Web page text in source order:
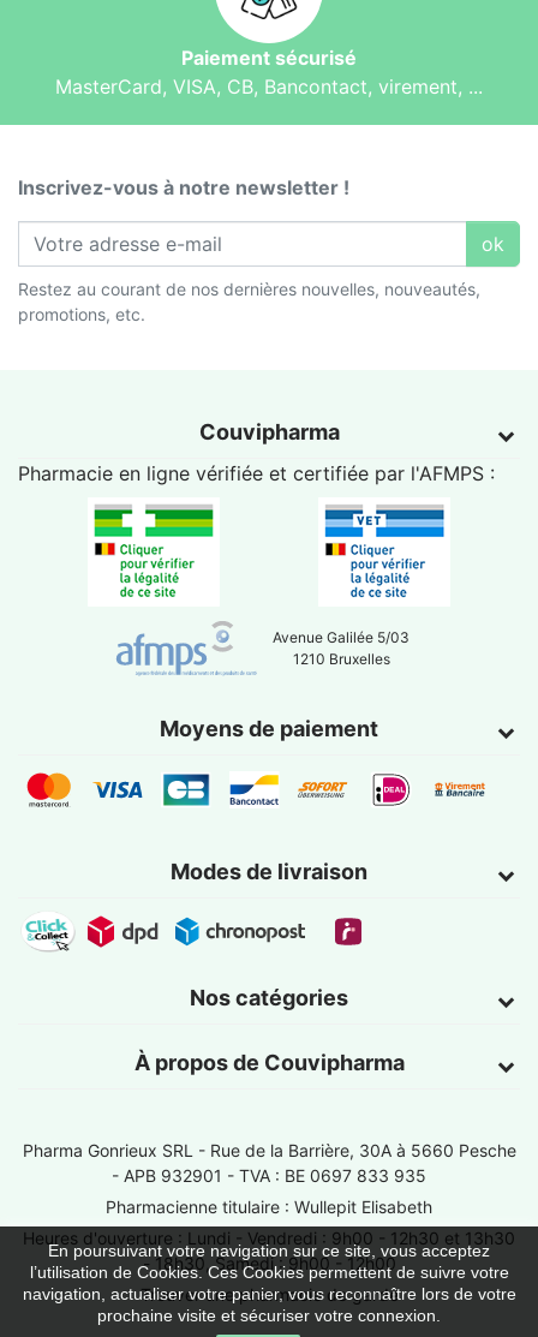
Paiement sécurisé
MasterCard, VISA, CB, Bancontact, virement, ...
Inscrivez-vous à notre newsletter !
ok
Restez au courant de nos dernières nouvelles, nouveautés,
promotions, etc.
Couvipharma
Pharmacie en ligne vérifiée et certifiée par l'AFMPS :
Avenue Galilée 5/03
1210 Bruxelles
Moyens de paiement
Modes de livraison
Nos catégories
À propos de Couvipharma
En poursuivant votre navigation sur ce site, vous acceptez
l’utilisation de Cookies. Ces Cookies permettent de suivre votre
navigation, actualiser votre panier, vous reconnaître lors de votre
prochaine visite et sécuriser votre connexion.
Pharma Gonrieux SRL - Rue de la Barrière, 30A à 5660 Pesche
- APB 932901 - TVA : BE 0697 833 935
Pharmacienne titulaire : Wullepit Elisabeth
Heures d'ouverture : Lundi - Vendredi : 9h00 - 12h30 et 13h30
- 18h30, Samedi : 9h00 - 12h00
Trouver une pharmacie de garde